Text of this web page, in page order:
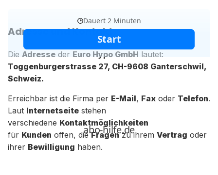
Adresse und Kontakt
Die Adresse der Euro Hypo GmbH lautet:
Toggenburgerstrasse 27, CH-9608 Ganterschwil,
Schweiz.
Erreichbar ist die Firma per E-Mail, Fax oder Telefon.
Laut Internetseite stehen
verschiedene Kontaktmöglichkeiten
für Kunden offen, dieFragenzu ihrem Vertrag oder
ihrer Bewilligung haben.